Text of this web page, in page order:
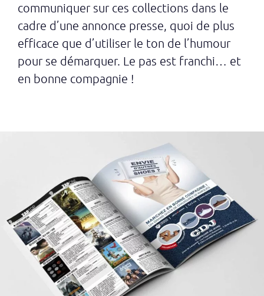
communiquer sur ces collections dans le
cadre d’une annonce presse, quoi de plus
efficace que d’utiliser le ton de l’humour
pour se démarquer. Le pas est franchi… et
en bonne compagnie !